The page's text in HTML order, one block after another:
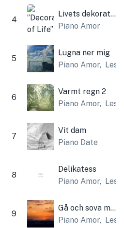
4
Livets dekoration
Piano Amor
5
Lugna ner mig
Piano Amor, Lesfm
6
Varmt regn 2
Piano Amor, Lesfm
7
Vit dam
Piano Date
8
Delikatess
Piano Amor, Lesfm
9
Gå och sova min älskade
Piano Amor, Lesfm